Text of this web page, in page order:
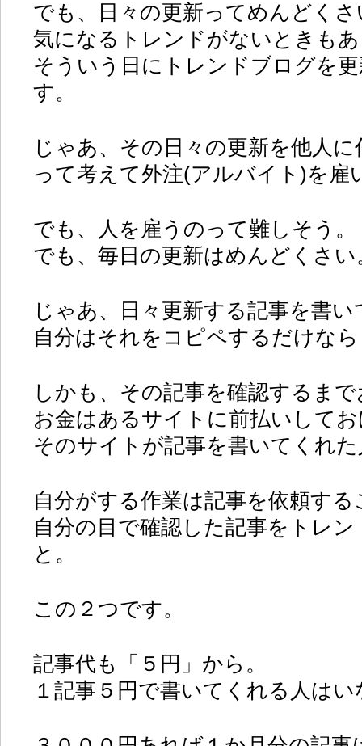
でも、日々の更新ってめんどく
気になるトレンドがないときも
そういう日にトレンドブログを
す。
じゃあ、その日々の更新を他人
って考えて外注(アルバイト)を雇
でも、人を雇うのって難しそう。
でも、毎日の更新はめんどくさい
じゃあ、日々更新する記事を書
自分はそれをコピペするだけな
しかも、その記事を確認するま
お金はあるサイトに前払いして
そのサイトが記事を書いてくれ
自分がする作業は記事を依頼する
自分の目で確認した記事をトレ
と。
この２つです。
記事代も「５円」から。
１記事５円で書いてくれる人は